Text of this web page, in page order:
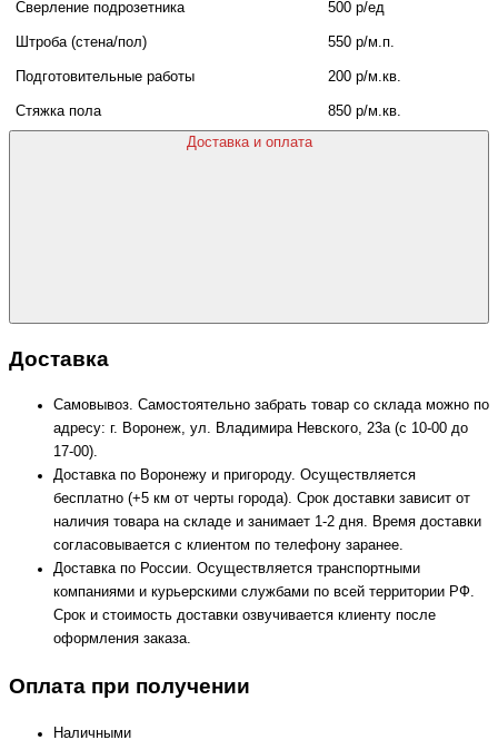
Сверление подрозетника 500 р/ед
Штроба (стена/пол) 550 р/м.п.
Подготовительные работы 200 р/м.кв.
Стяжка пола 850 р/м.кв.
Доставка и оплата
Доставка
Самовывоз. Самостоятельно забрать товар со склада можно по
адресу: г. Воронеж, ул. Владимира Невского, 23а (с 10-00 до
17-00).
Доставка по Воронежу и пригороду. Осуществляется
бесплатно (+5 км от черты города). Срок доставки зависит от
наличия товара на складе и занимает 1-2 дня. Время доставки
согласовывается с клиентом по телефону заранее.
Доставка по России. Осуществляется транспортными
компаниями и курьерскими службами по всей территории РФ.
Срок и стоимость доставки озвучивается клиенту после
оформления заказа.
Оплата при получении
Наличными